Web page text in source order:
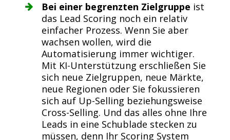
Bei einer begrenzten Zielgruppe ist
das Lead Scoring noch ein relativ
einfacher Prozess. Wenn Sie aber
wachsen wollen, wird die
Automatisierung immer wichtiger.
Mit KI-Unterstützung erschließen Sie
sich neue Zielgruppen, neue Märkte,
neue Regionen oder Sie fokussieren
sich auf Up-Selling beziehungsweise
Cross-Selling. Und das alles ohne Ihre
Leads in eine Schublade stecken zu
müssen, denn Ihr Scoring System